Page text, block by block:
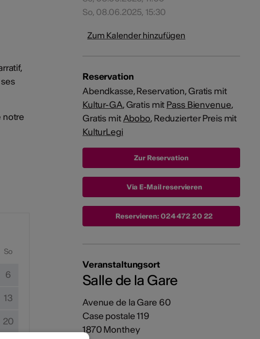
notre
So
6
13
20
So, 08.06.2025, 15:30
Zum Kalender hinzufügen
Reservation
Abendkasse, Reservation, Gratis mit
Kultur-GA, Gratis mit Pass Bienvenue,
Gratis mitAbobo, Reduzierter Preis mit
KulturLegi
Via E-Mail reservieren
Reservieren:024 472 20 22
Veranstaltungsort
Salle de la Gare
Avenue de la Gare 60
Case postale 119
1870 Monthey